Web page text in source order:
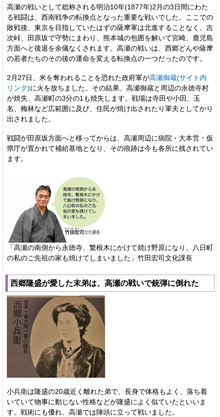
高瀬の戦いとして総称される明治10年(1877年)2月の3日間にわた
る戦闘は、西南戦争の転換点となった重要な戦いでした。ここでの
敗戦後、東京を目指していたはずの薩摩軍は北進することなく、吉
次峠、田原坂で守勢にまわり、熊本城の包囲を解いて宮崎、鹿児島
方面へと後退を余儀なくされます。高瀬の戦いは、西郷どんや薩摩
の若者たちのその後の運命を変える転換点の一つだったのです。
2月27日、米を奪われることを恐れた政府軍が高瀬御蔵(サイト内
リンク)に火を放ちました。その結果、高瀬御蔵と周辺の永徳寺村
が焼失、高瀬町の3分の1も焼失します。戦場は寺田や小田、玉
名、梅林など広範囲に及び、住民が焼け出されたり軍夫としてかり
出されました。
戦闘が田原坂方面へと移ってからは、高瀬周辺に病院・大本営・仮
県庁が置かれて補給基地となり、その痕跡は今も各所に残されてい
ます。
「高瀬の南側から永徳寺、繁根木にかけて焼け野原になり、八日町
の私のご先祖の家も焼けてしまいました」竹田宏司文化課長
西郷隆盛が愛した末弟は、高瀬の戦いで銃弾に倒れた
小兵衛は隆盛の20歳近く離れた弟で、長身で体格もよく、落ち着
いていて物事に動じない性格などが隆盛によく似ていたといいま
す。戦術にも優れ、高瀬では陣頭に立って戦いました。